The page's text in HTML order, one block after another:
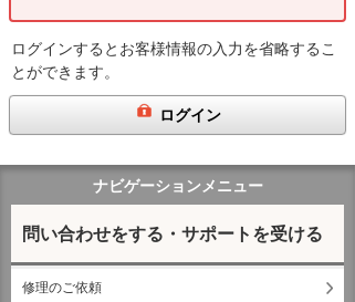
ログインするとお客様情報の入力を省略するこ
とができます。
ログイン
ナビゲーションメニュー
問い合わせをする・サポートを受ける
修理のご依頼